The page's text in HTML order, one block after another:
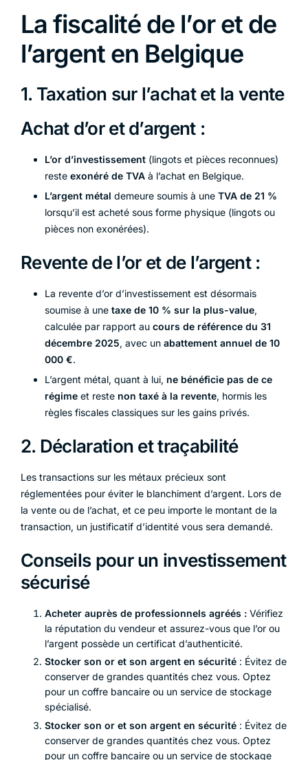
La fiscalité de l’or et de
l’argent en Belgique
1. Taxation sur l’achat et la vente
Achat d’or et d’argent :
L’or d’investissement (lingots et pièces reconnues)
reste exonéré de TVA à l’achat en Belgique.
L’argent métal demeure soumis à une TVA de 21 %
lorsqu’il est acheté sous forme physique (lingots ou
pièces non exonérées).
Revente de l’or et de l’argent :
La revente d’or d’investissement est désormais
soumise à une taxe de 10 % sur la plus-value,
calculée par rapport au cours de référence du 31
décembre 2025, avec un abattement annuel de 10
000 €.
L’argent métal, quant à lui, ne bénéficie pas de ce
régime et reste non taxé à la revente, hormis les
règles fiscales classiques sur les gains privés.
2. Déclaration et traçabilité
Les transactions sur les métaux précieux sont
réglementées pour éviter le blanchiment d’argent. Lors de
la vente ou de l’achat, et ce peu importe le montant de la
transaction, un justificatif d’identité vous sera demandé.
Conseils pour un investissement
sécurisé
Acheter auprès de professionnels agréés : Vérifiez
la réputation du vendeur et assurez-vous que l’or ou
l’argent possède un certificat d’authenticité.
Stocker son or et son argent en sécurité : Évitez de
conserver de grandes quantités chez vous. Optez
pour un coffre bancaire ou un service de stockage
spécialisé.
Stocker son or et son argent en sécurité : Évitez de
conserver de grandes quantités chez vous. Optez
pour un coffre bancaire ou un service de stockage